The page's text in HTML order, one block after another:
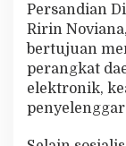
Persandian
Ririn
bertujuan
perangkat
elektronik,